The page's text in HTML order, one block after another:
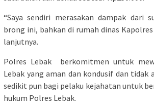
“Saya sendiri merasakan dampak dari
brong ini, bahkan di rumah dinas
lanjutnya.
Polres Lebak berkomitmen untuk
Lebak yang aman dan kondusif dan tidak
sedikit pun bagi pelaku kejahatan untuk
hukum Polres Lebak.